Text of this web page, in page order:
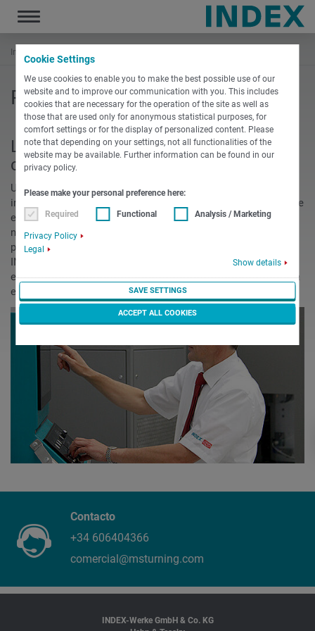
Cookie Settings
We use cookies to enable you to make the best possible use of our
website and to improve our communication with you. This includes
cookies that are necessary for the operation of the site as well as
those that are used only for anonymous statistical purposes, for
comfort settings or for the display of personalized content. Please
note that depending on your settings, not all functionalities of the
website may be available. Further information can be found in our
privacy policy.
Please make your personal preference here:
Required Functional Analysis / Marketing
Privacy Policy
Legal
Show details
SAVE SETTINGS
ACCEPT ALL COOKIES
Toggle
navigation
Inicio
Puesta en servicio
La mejor forma de empezar a trabajar
con la máquina: la puesta en servicio
Un equipo de experimentados instaladores se encarga de
instalar y poner en servicio la máquina. Este mismo equipo se
encarga también de reparar la máquina cuando sea
necesario. Nos aseguramos de que pueda comenzar la
producción en el menor tiempo posible. Un especialista de
INDEX y TRAUB le asistirá durante todo el proceso, desde el
envío desde nuestra fábrica, hasta la recepción de la máquina
en sus instalaciones.
Contacto
+34 606404366
comercial@msturning.com
INDEX-Werke GmbH & Co. KG